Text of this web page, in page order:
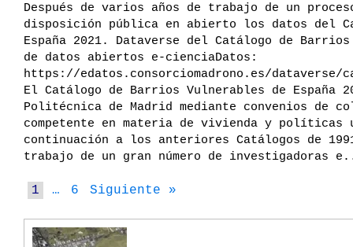
Después de varios años de trabajo de un
disposición pública en abierto los datos del
España 2021. Dataverse del Catálogo de
de datos abiertos e-cienciaDatos:
https://edatos.consorciomadrono.es/dataverse/
El Catálogo de Barrios Vulnerables de España
Politécnica de Madrid mediante convenios de
competente en materia de vivienda y políticas
continuación a los anteriores Catálogos de
trabajo de un gran número de investigadoras
1 … 6 Siguiente »